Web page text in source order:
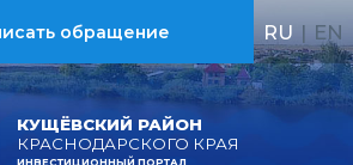
КУЩЁВСКИЙ РАЙОН
КРАСНОДАРСКОГО КРАЯ
обращение RU | EN